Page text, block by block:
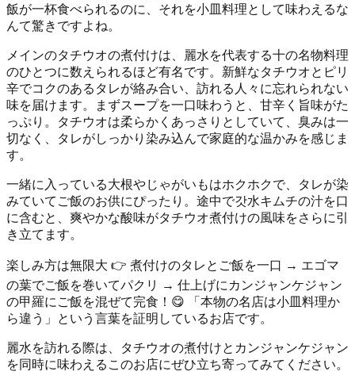
飯が一杯食べられるのに、それを小皿料理として味わえるな
んて驚きですよね。
メインのタチウオの煮付けは、麗水を代表する十の名物料理
のひとつに数えられるほど有名です。新鮮なタチウオとピリ
辛でコクのあるタレが絡み合い、訪れる人々に忘れられない
味を届けます。まずスープを一口味わうと、甘辛く旨味がた
っぷり。タチウオは柔らかくあっさりとしていて、臭みは一
切なく、タレがしっかり染み込んで家庭的な温かみを感じま
す。
一緒に入っている大根やじゃがいもはホクホクで、タレが染
みていてご飯のお供にぴったり。途中で갓水キムチの汁を口
に含むと、爽やかな酸味がタチウオ煮付けの風味をさらに引
き立てます。
楽しみ方は無限大 👉 煮付けのタレとご飯を一口 → エゴマ
の葉でご飯を巻いてパクリ → 仕上げにカンジャンケジャン
の甲羅にご飯を混ぜて完食！😋 「本物の名店は小皿料理か
ら違う」という言葉を証明しているお店です。
麗水を訪れる際は、タチウオの煮付けとカンジャンケジャン
を同時に味わえるこのお店にぜひ立ち寄ってみてください。